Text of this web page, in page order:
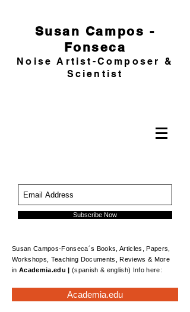
Susan Campos -
Fonseca
Noise Artist-Composer &
Scientist
Subscribe Now
Susan Campos-Fonseca´s Books, Articles, Papers,
Workshops, Teaching Documents, Reviews & More
in Academia.edu | (spanish & english) Info here:
Academia.edu